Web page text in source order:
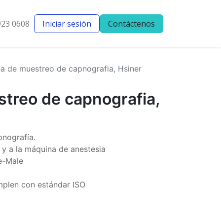
Blog
0608 Iniciar sesión Contáctenos
de muestreo de capnografia, Hsiner
de capnografia,
a la máquina de anestesia
Male
con estándar ISO